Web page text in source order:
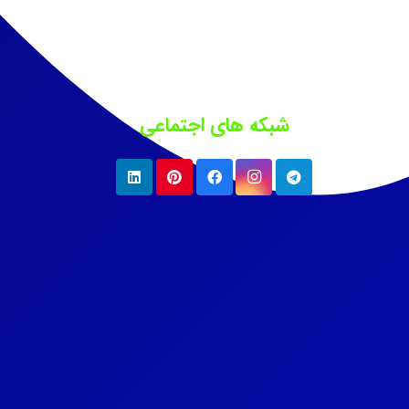
شبکه های اجتماعی